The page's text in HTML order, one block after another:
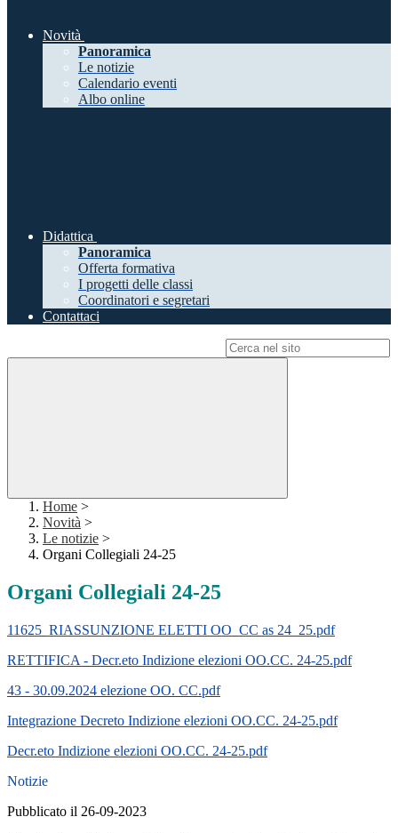
Novità
Panoramica
Le notizie
Calendario eventi
Albo online
Didattica
Panoramica
Offerta formativa
I progetti delle classi
Coordinatori e segretari
Contattaci
Home >
Novità >
Le notizie >
Organi Collegiali 24-25
Organi Collegiali 24-25
11625_RIASSUNZIONE ELETTI OO_CC as 24_25.pdf
RETTIFICA - Decr.eto Indizione elezioni OO.CC. 24-25.pdf
43 - 30.09.2024 elezione OO. CC.pdf
Integrazione Decreto Indizione elezioni OO.CC. 24-25.pdf
Decr.eto Indizione elezioni OO.CC. 24-25.pdf
Notizie
Pubblicato il 26-09-2023